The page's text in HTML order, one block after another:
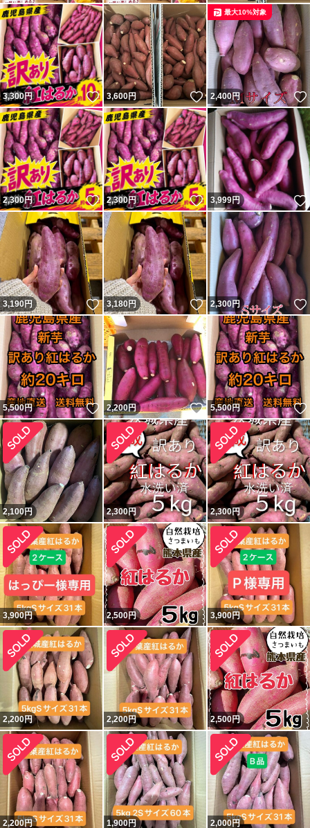
3,300円 いいね！
3,600円 いいね！
2,400円
最大10%対象
2,300円 いいね！
2,300円 いいね！
3,999円
3,190円 いいね！
3,180円 いいね！
2,300円
5,500円 いいね！
2,200円 いいね！
5,500円
2,100円 2,300円 2,300円
3,900円 2,500円 3,900円
2,200円 2,200円 2,500円
2,200円 1,900円 2,000円